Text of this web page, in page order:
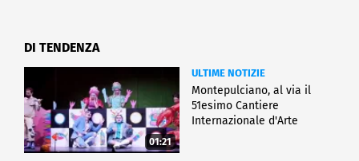
DI TENDENZA
01:21
ULTIME NOTIZIE
Montepulciano, al via il
51esimo Cantiere
Internazionale d'Arte